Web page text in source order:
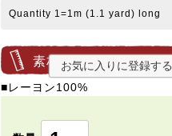
Quantity 1=1m (1.1 yard) long
素材・サイズ等
■レーヨン100%
お気に入りに登録する